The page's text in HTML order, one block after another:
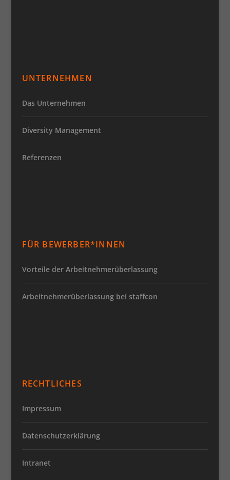
UNTERNEHMEN
Das Unternehmen
Diversity Management
Referenzen
FÜR BEWERBER*INNEN
Vorteile der Arbeitnehmerüberlassung
Arbeitnehmerüberlassung bei staffcon
RECHTLICHES
Impressum
Datenschutzerklärung
Intranet